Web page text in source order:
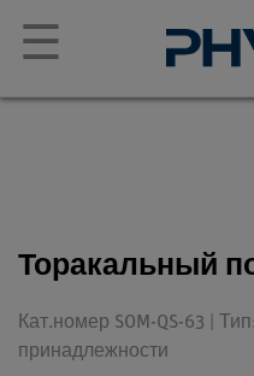
☰
Торакальный
Кат.номер SOM-QS-63 |
принадлежности